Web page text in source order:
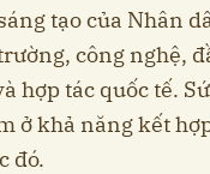
tạo của Nhân
công nghệ,
hợp tác quốc tế.
ở khả năng kết
đó.